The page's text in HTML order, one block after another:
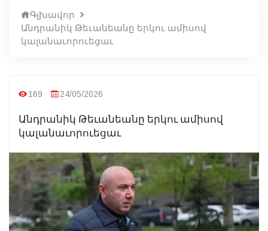
Գլխավոր
Անդրանիկ Թեւանեանը երկու ամիսով
կալանաւորուեցաւ
169 24/05/2026
Անդրանիկ Թեւանեանը երկու ամիսով
կալանաւորուեցաւ